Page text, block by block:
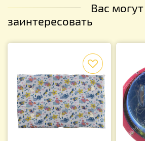
Вас могут
заинтересовать